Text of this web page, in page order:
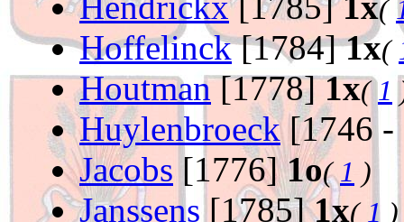
(
Hoffelinck[1784]1x(
Houtman[1778]1x(1
Huylenbroeck[1746 -
Jacobs [1776]1o(1 )
Janssens [1785]1x( 1 )